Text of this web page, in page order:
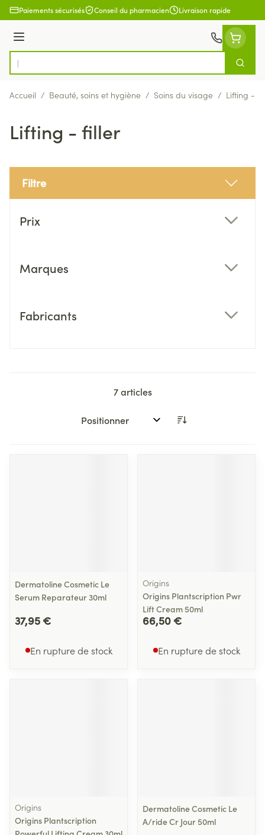
Aller au contenu
Paiements sécurisés Conseil du pharmacien Livraison rapide
Menu
Rechercher
Accueil / Beauté, soins et hygiène / Soins du visage / Lifting -
Lifting - filler
Filtre
Prix
Marques
Fabricants
7articles
Trier par:
Dermatoline Cosmetic Le
Serum Reparateur 30ml
37,95 €
En rupture de stock
Origins
Origins Plantscription Pwr
Lift Cream 50ml
66,50 €
En rupture de stock
Origins
Origins Plantscription
Dermatoline Cosmetic Le
A/ride Cr Jour 50ml